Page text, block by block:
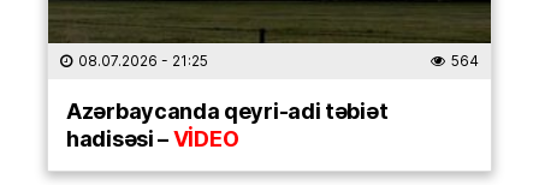
08.07.2026 - 21:25 564
Azərbaycanda qeyri-adi təbiət
hadisəsi –VİDEO